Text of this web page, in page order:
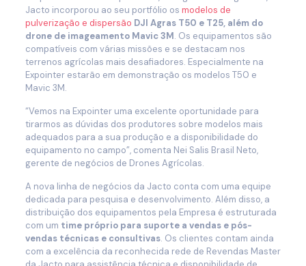
Jacto incorporou ao seu portfólio os modelos de
pulverização e dispersão DJI Agras T50 e T25, além do
drone de imageamento Mavic 3M. Os equipamentos são
compatíveis com várias missões e se destacam nos
terrenos agrícolas mais desafiadores. Especialmente na
Expointer estarão em demonstração os modelos T50 e
Mavic 3M.
“Vemos na Expointer uma excelente oportunidade para
tirarmos as dúvidas dos produtores sobre modelos mais
adequados para a sua produção e a disponibilidade do
equipamento no campo”, comenta Nei Salis Brasil Neto,
gerente de negócios de Drones Agrícolas.
A nova linha de negócios da Jacto conta com uma equipe
dedicada para pesquisa e desenvolvimento. Além disso, a
distribuição dos equipamentos pela Empresa é estruturada
com um time próprio para suporte a vendas e pós-
vendas técnicas e consultivas. Os clientes contam ainda
com a excelência da reconhecida rede de Revendas Master